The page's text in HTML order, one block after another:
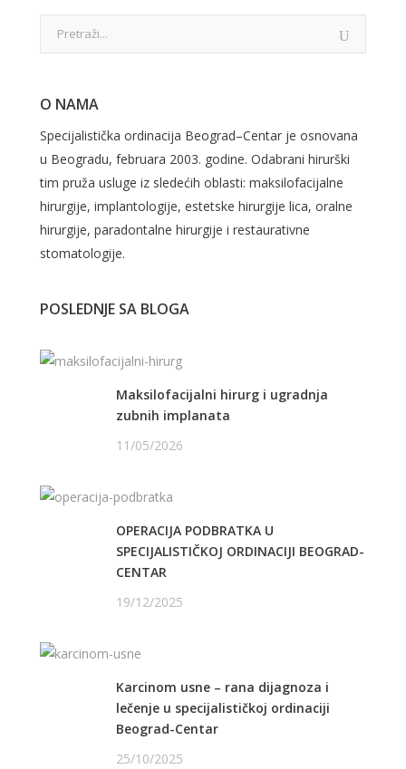
O NAMA
Specijalistička ordinacija Beograd–Centar je osnovana
u Beogradu, februara 2003. godine. Odabrani hirurški
tim pruža usluge iz sledećih oblasti: maksilofacijalne
hirurgije, implantologije, estetske hirurgije lica, oralne
hirurgije, paradontalne hirurgije i restaurativne
stomatologije.
POSLEDNJE SA BLOGA
Maksilofacijalni hirurg i ugradnja
zubnih implanata
11/05/2026
OPERACIJA PODBRATKA U
SPECIJALISTIČKOJ ORDINACIJI BEOGRAD-
CENTAR
19/12/2025
Karcinom usne – rana dijagnoza i
lečenje u specijalističkoj ordinaciji
Beograd-Centar
25/10/2025